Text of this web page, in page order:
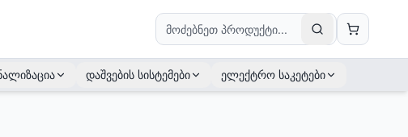
დაშვების სისტემები ელექტრო საკეტები